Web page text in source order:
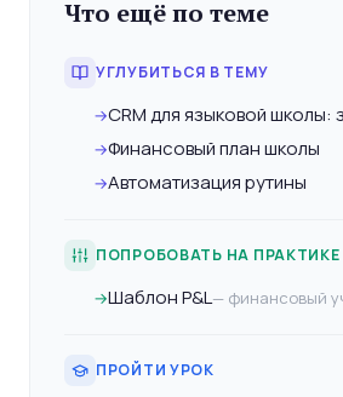
Что ещё по теме
УГЛУБИТЬСЯ В ТЕМУ
→CRM для языковой школы:
→Финансовый план школы
→Автоматизация рутины
ПОПРОБОВАТЬ НА ПРАКТИКЕ
→Шаблон P&L— финансовый
ПРОЙТИ УРОК